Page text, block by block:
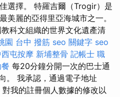
選擇。 特羅吉爾（Trogir）是
美麗的亞得里亞海城市之一。
科文組織的世界文化遺產清
園 台中 撥筋 seo 關鍵字 seo
屯按摩 新埔整骨 記帳士 職
每20分鐘分開一次的巴士通
。 我承認，通過電子地址
對我的註冊個人數據的修改以